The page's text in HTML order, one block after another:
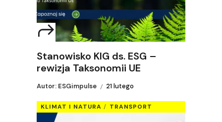
Stanowisko KIG ds. ESG –
rewizja Taksonomii UE
Autor: ESGimpulse 21 lutego
KLIMAT I NATURA TRANSPORT